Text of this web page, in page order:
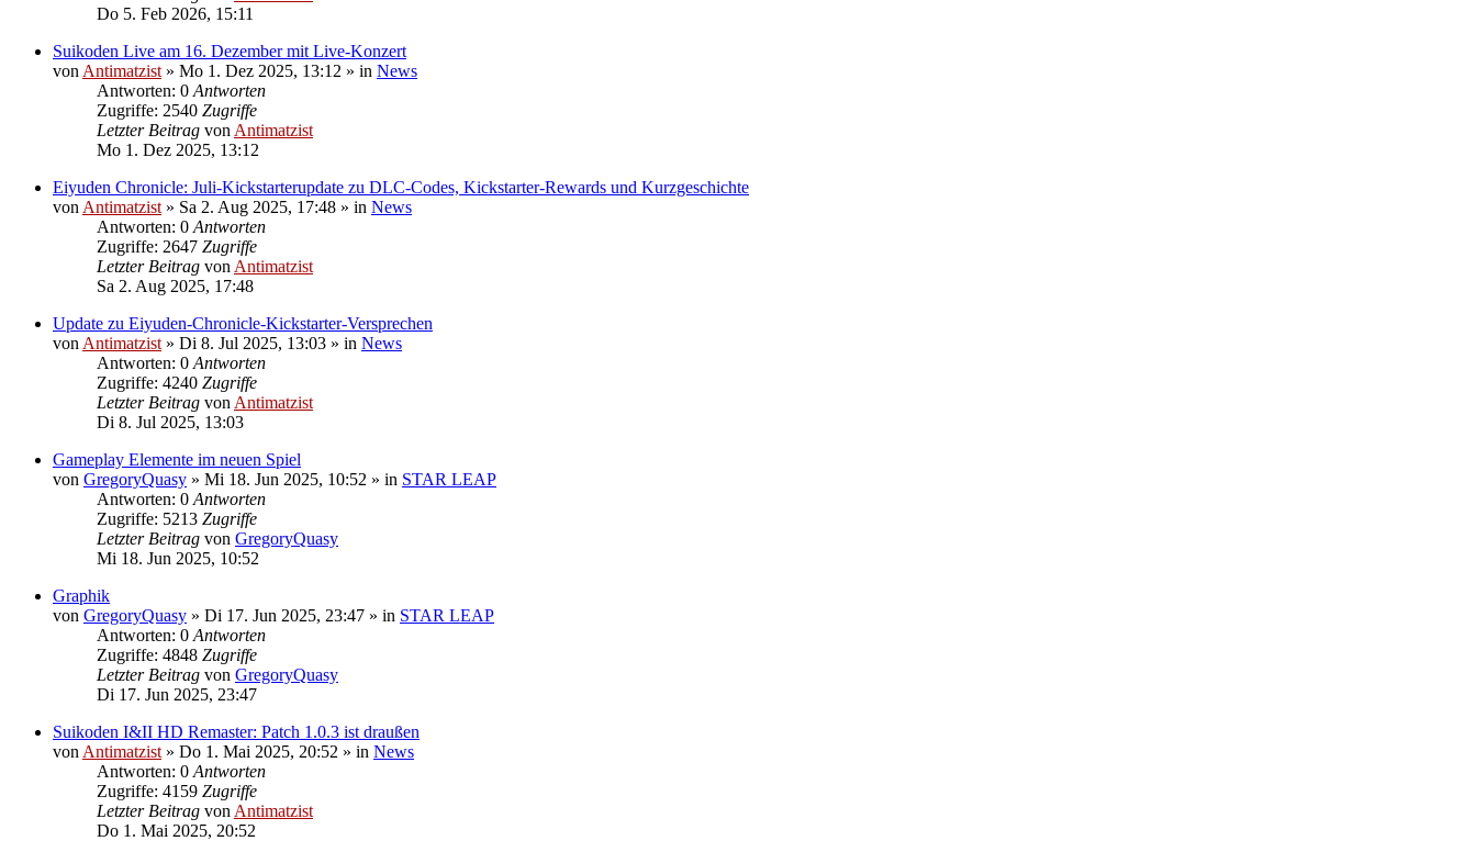
Do 5. Feb 2026, 15:11
Suikoden Live am 16. Dezember mit Live-Konzert
von Antimatzist » Mo 1. Dez 2025, 13:12 » in News
Antworten: 0 Antworten
Zugriffe: 2540 Zugriffe
Letzter Beitrag von Antimatzist
Mo 1. Dez 2025, 13:12
Eiyuden Chronicle: Juli-Kickstarterupdate zu DLC-Codes, Kickstarter-Rewards und Kurzgeschichte
von Antimatzist » Sa 2. Aug 2025, 17:48 » in News
Antworten: 0 Antworten
Zugriffe: 2647 Zugriffe
Letzter Beitrag von Antimatzist
Sa 2. Aug 2025, 17:48
Update zu Eiyuden-Chronicle-Kickstarter-Versprechen
von Antimatzist » Di 8. Jul 2025, 13:03 » in News
Antworten: 0 Antworten
Zugriffe: 4240 Zugriffe
Letzter Beitrag von Antimatzist
Di 8. Jul 2025, 13:03
Gameplay Elemente im neuen Spiel
von GregoryQuasy » Mi 18. Jun 2025, 10:52 » in STAR LEAP
Antworten: 0 Antworten
Zugriffe: 5213 Zugriffe
Letzter Beitrag von GregoryQuasy
Mi 18. Jun 2025, 10:52
Graphik
von GregoryQuasy » Di 17. Jun 2025, 23:47 » in STAR LEAP
Antworten: 0 Antworten
Zugriffe: 4848 Zugriffe
Letzter Beitrag von GregoryQuasy
Di 17. Jun 2025, 23:47
Suikoden I&II HD Remaster: Patch 1.0.3 ist draußen
von Antimatzist » Do 1. Mai 2025, 20:52 » in News
Antworten: 0 Antworten
Zugriffe: 4159 Zugriffe
Letzter Beitrag von Antimatzist
Do 1. Mai 2025, 20:52